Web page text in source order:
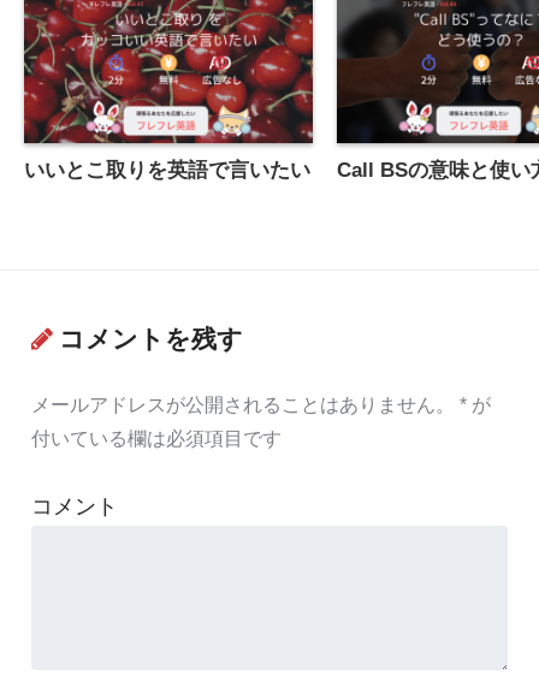
いいとこ取りを英語で言いたい Call BSの意味と使い
コメントを残す
メールアドレスが公開されることはありません。 * が
付いている欄は必須項目です
コメント